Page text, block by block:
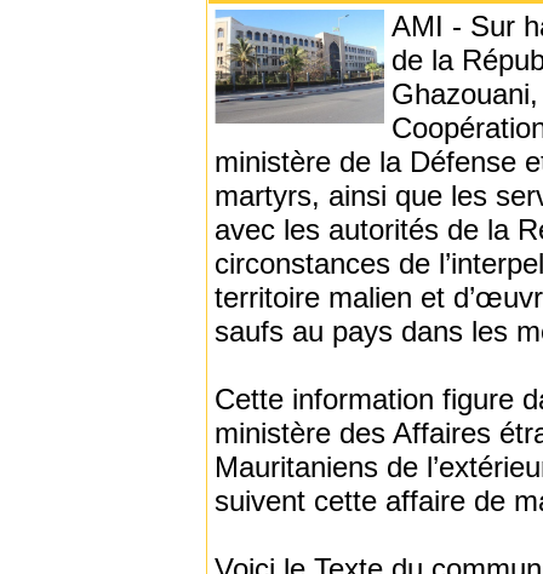
AMI - Sur
de la
ministère de la Défense
martyrs, ainsi que les
avec les autorités de la
circonstances de
territoire malien et
saufs au pays dans les
Cette information figure
ministère des Affaires
Mauritaniens de
suivent cette affaire de